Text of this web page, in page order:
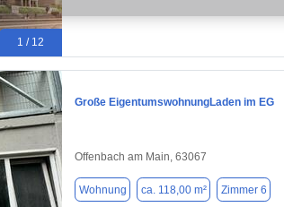
1 / 12
Große EigentumswohnungLaden im EG
Offenbach am Main, 63067
Wohnung ca. 118,00 m² Zimmer 6